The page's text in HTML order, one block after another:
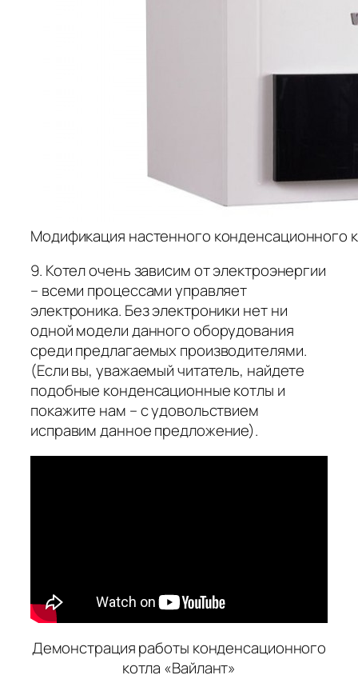
Модификация настенного конденсационного
9. Котел очень зависим от электроэнергии
– всеми процессами управляет
электроника. Без электроники нет ни
одной модели данного оборудования
среди предлагаемых производителями.
(Если вы, уважаемый читатель, найдете
подобные конденсационные котлы и
покажите нам – с удовольствием
исправим данное предложение).
Демонстрация работы конденсационного
котла «Вайлант»